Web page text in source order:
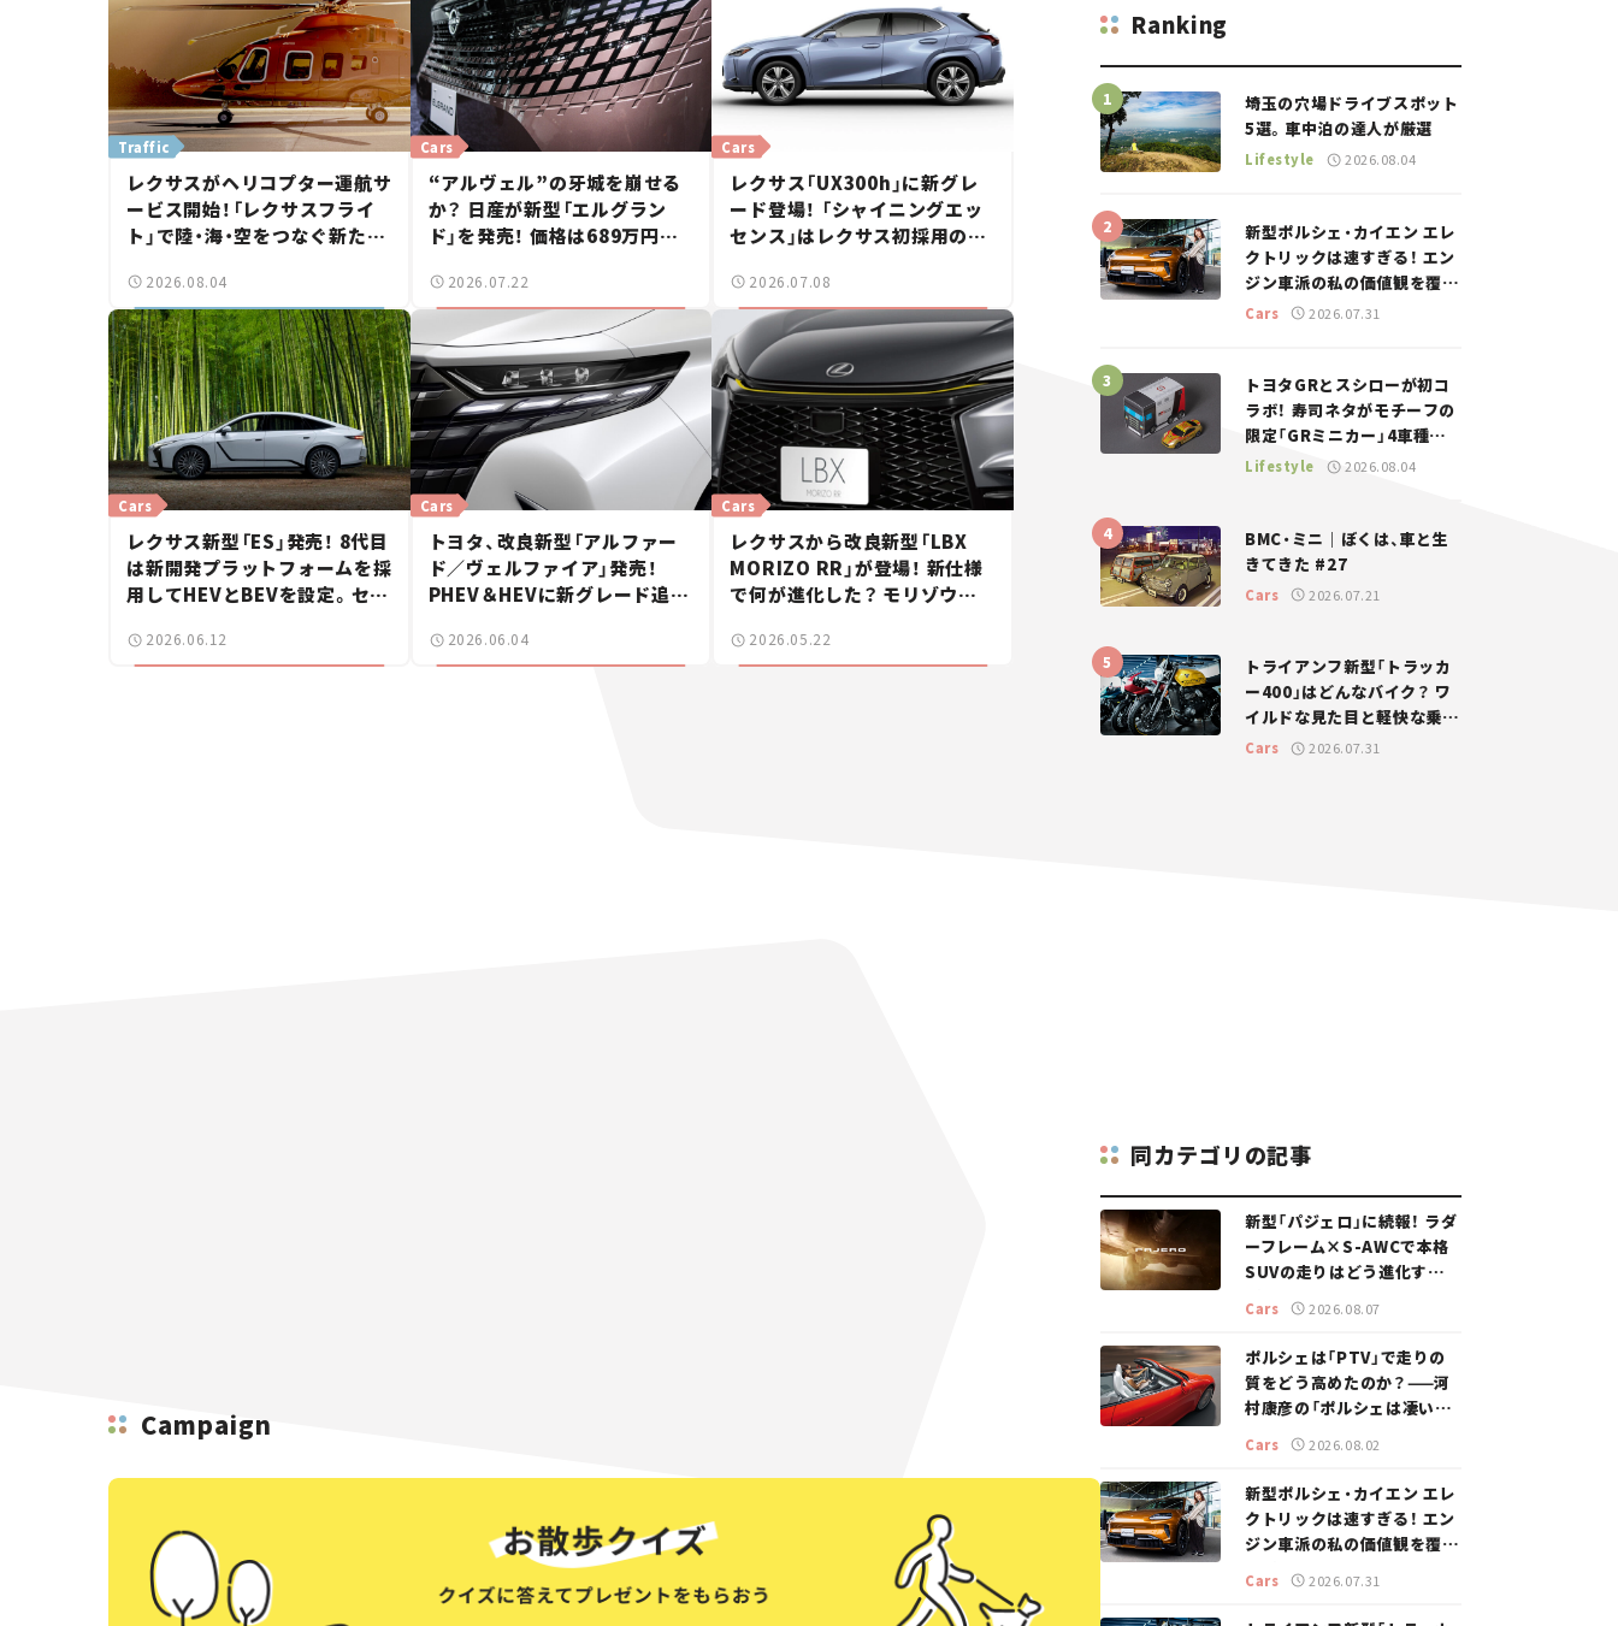
Traffic
レクサスがヘリコプター運航サ
ービス開始！「レクサスフライ
ト」で陸・海・空をつなぐ新たな
2026.08.04
Cars
“アルヴェル”の牙城を崩せる
か？ 日産が新型「エルグラン
ド」を発売！ 価格は689万円か
2026.07.22
Cars
レクサス「UX300h」に新グレ
ード登場！ 「シャイニングエッ
センス」はレクサス初採用の加
ス】2026.07.08
Cars
レクサス新型「ES」発売！ 8代目
は新開発プラットフォームを採
用してHEVとBEVを設定。セダ
車ニュース】
2026.06.12
Cars
トヨタ、改良新型「アルファー
ド／ヴェルファイア」発売！
PHEV＆HEVに新グレード追
ンド迎撃へ【新車ニュース】
2026.06.04
Cars
レクサスから改良新型「LBX
MORIZO RR」が登場！ 新仕様
で何が進化した？ モリゾウの
注目【新車ニュース】
2026.05.22
Campaign
Ranking
埼玉の穴場ドライブスポット
5選。車中泊の達人が厳選
Lifestyle 2026.08.04
新型ポルシェ・カイエン エレ
クトリックは速すぎる！ エン
ジン車派の私の価値観を覆し
た、新しいポルシェの走り。
Cars 2026.07.31
トヨタGRとスシローが初コ
ラボ！ 寿司ネタがモチーフの
限定「GRミニカー」4車種が
登場。入手方法は？【クルマ
Lifestyle 2026.08.04
BMC・ミニ｜ぼくは、車と生
きてきた #27
Cars 2026.07.21
トライアンフ新型「トラッカ
ー400」はどんなバイク？ ワ
イルドな見た目と軽快な乗り
味を両立した400ccフラット
Cars 2026.07.31
同カテゴリの記事
新型「パジェロ」に続報！ ラダ
ーフレーム×S-AWCで本格
SUVの走りはどう進化する？
【新車ニュース】
Cars 2026.08.07
ポルシェは「PTV」で走りの
質をどう高めたのか？——河
村康彦の「ポルシェは凄い！」
Cars 2026.08.02
新型ポルシェ・カイエン エレ
クトリックは速すぎる！ エン
ジン車派の私の価値観を覆し
た、新しいポルシェの走り。
Cars 2026.07.31